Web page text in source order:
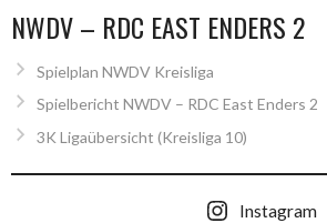
NWDV – RDC EAST ENDERS 2
Spielplan NWDV Kreisliga
Spielbericht NWDV – RDC East Enders 2
3K Ligaübersicht (Kreisliga 10)
Instagram